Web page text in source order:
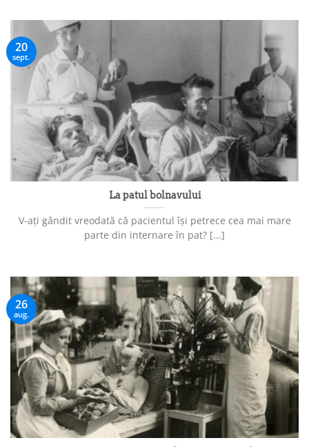
La patul bolnavului
V-ați gândit vreodată că pacientul își petrece cea mai mare
parte din internare în pat? [...]
20
sept.
26
aug.